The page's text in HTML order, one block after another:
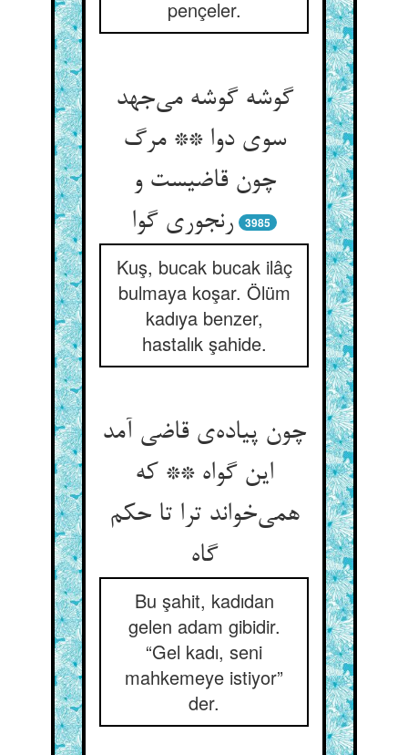
pençeler.
گوشه گوشه می‌جهد
سوی دوا ** مرگ
چون قاضیست و
رنجوری گوا
3985
Kuş, bucak bucak ilâç
bulmaya koşar. Ölüm
kadıya benzer,
hastalık şahide.
چون پیاده‌ی قاضی آمد
این گواه ** که
همی‌خواند ترا تا حکم
گاه
Bu şahit, kadıdan
gelen adam gibidir.
“Gel kadı, seni
mahkemeye istiyor”
der.